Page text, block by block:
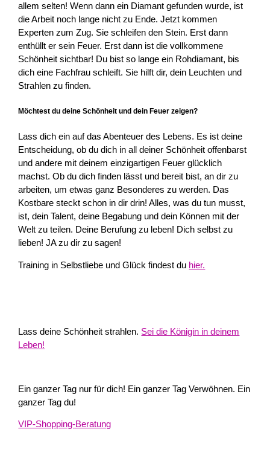
allem selten! Wenn dann ein Diamant gefunden wurde, ist
die Arbeit noch lange nicht zu Ende. Jetzt kommen
Experten zum Zug. Sie schleifen den Stein. Erst dann
enthüllt er sein Feuer. Erst dann ist die vollkommene
Schönheit sichtbar! Du bist so lange ein Rohdiamant, bis
dich eine Fachfrau schleift. Sie hilft dir, dein Leuchten und
Strahlen zu finden.
Möchtest du deine Schönheit und dein Feuer zeigen?
Lass dich ein auf das Abenteuer des Lebens. Es ist deine
Entscheidung, ob du dich in all deiner Schönheit offenbarst
und andere mit deinem einzigartigen Feuer glücklich
machst. Ob du dich finden lässt und bereit bist, an dir zu
arbeiten, um etwas ganz Besonderes zu werden. Das
Kostbare steckt schon in dir drin! Alles, was du tun musst,
ist, dein Talent, deine Begabung und dein Können mit der
Welt zu teilen. Deine Berufung zu leben! Dich selbst zu
lieben! JA zu dir zu sagen!
Training in Selbstliebe und Glück findest du hier.
Lass deine Schönheit strahlen. Sei die Königin in deinem
Leben!
Ein ganzer Tag nur für dich! Ein ganzer Tag Verwöhnen. Ein
ganzer Tag du!
VIP-Shopping-Beratung